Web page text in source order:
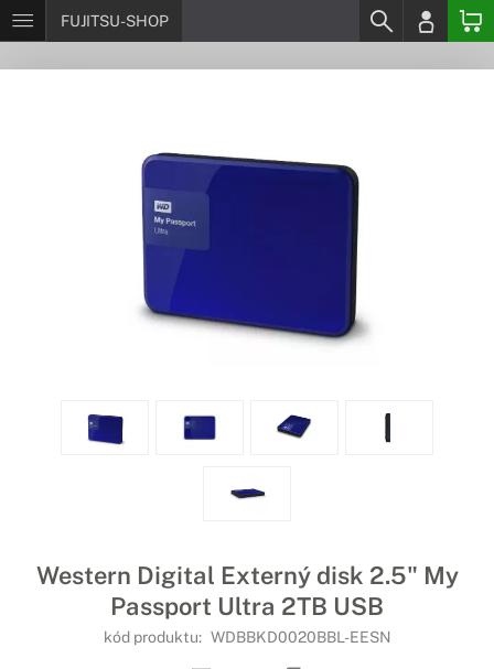
FUJITSU-SHOP
Western Digital Externý disk 2.5" My
Passport Ultra 2TB USB
kód produktu: WDBBKD0020BBL-EESN